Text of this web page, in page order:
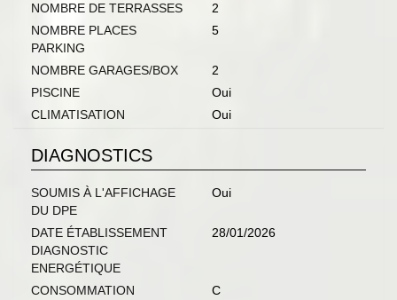
NOMBRE DE TERRASSES
2
NOMBRE PLACES
PARKING
5
NOMBRE GARAGES/BOX
2
PISCINE
Oui
CLIMATISATION
Oui
DIAGNOSTICS
SOUMIS À L'AFFICHAGE
DU DPE
Oui
DATE ÉTABLISSEMENT
DIAGNOSTIC
ENERGÉTIQUE
28/01/2026
CONSOMMATION
C